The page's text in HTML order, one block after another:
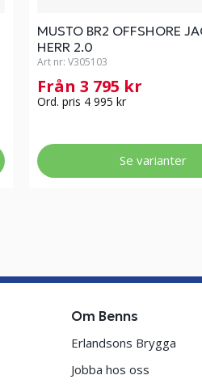
MUSTO BR2 OFFSHORE
HERR 2.0
Art nr: V305103
Från 3 795 kr
Ord. pris 4 995 kr
Se varianter
Om Benns
Erlandsons Brygga
Jobba hos oss